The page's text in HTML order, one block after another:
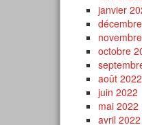
janvier
octobre
août 2022
juin 2022
mai 2022
avril 2022